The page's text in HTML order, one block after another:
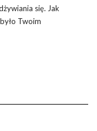
się. Jak
Twoim